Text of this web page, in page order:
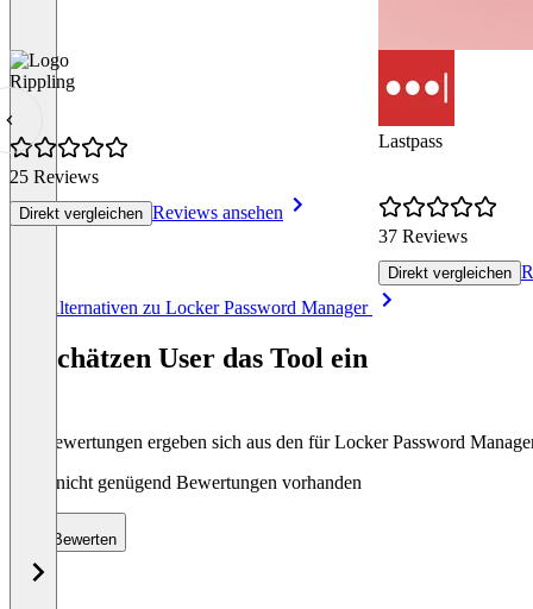
Rippling
25 Reviews
Direkt vergleichen Reviews ansehen
Lastpass
37 Reviews
Direkt vergleichen
Alle Alternativen zu Locker Password Manager
So schätzen User das Tool ein
Die Bewertungen ergeben sich aus den für Locker Password
Noch nicht genügend Bewertungen vorhanden
Bewerten